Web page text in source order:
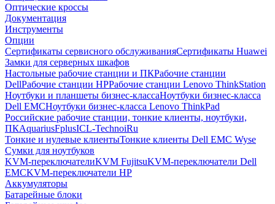
Оптические кроссы
Документация
Инструменты
Опции
Сертификаты сервисного обслуживанияСертификаты Huawei
Замки для серверных шкафов
Настольные рабочие станции и ПКРабочие станции
DellРабочие станции HPРабочие станции Lenovo ThinkStation
Ноутбуки и планшеты бизнес-классаНоутбуки бизнес-класса
Dell EMCНоутбуки бизнес-класса Lenovo ThinkPad
Российские рабочие станции, тонкие клиенты, ноутбуки,
ПКAquariusFplusICL-TechnoiRu
Тонкие и нулевые клиентыТонкие клиенты Dell EMC Wyse
Сумки для ноутбуков
KVM-переключателиKVM FujitsuKVM-переключатели Dell
EMCKVM-переключатели HP
Аккумуляторы
Батарейные блоки